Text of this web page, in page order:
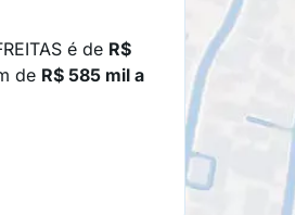
é de R$
de R$ 585 mil a